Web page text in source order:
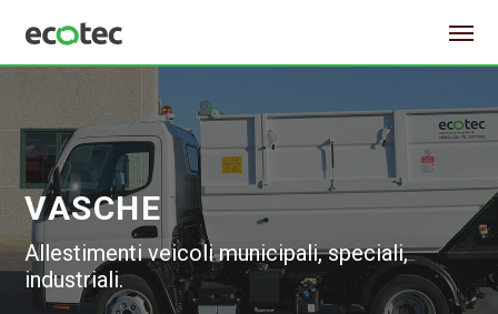
VASCHE
Allestimenti veicoli municipali, speciali,
industriali.